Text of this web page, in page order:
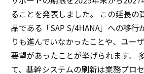
ることを発表しました。 この延長の
品である「SAP S/4HANA」への移行
りも進んでいなかったことや、ユー
要望があったことが挙げられます。
て、基幹システムの刷新は業務プロ